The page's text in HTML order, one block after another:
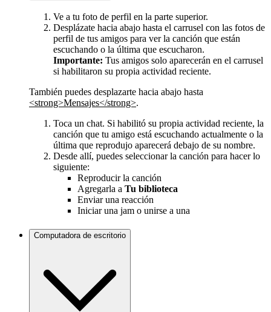
Ve a tu foto de perfil en la parte superior.
Desplázate hacia abajo hasta el carrusel con las fotos de
perfil de tus amigos para ver la canción que están
escuchando o la última que escucharon.
Importante: Tus amigos solo aparecerán en el carrusel
si habilitaron su propia actividad reciente.
También puedes desplazarte hacia abajo hasta
<strong>Mensajes</strong>.
Toca un chat. Si habilitó su propia actividad reciente, la
canción que tu amigo está escuchando actualmente o la
última que reprodujo aparecerá debajo de su nombre.
Desde allí, puedes seleccionar la canción para hacer lo
siguiente:
Reproducir la canción
Agregarla a Tu biblioteca
Enviar una reacción
Iniciar una jam o unirse a una
Computadora de escritorio